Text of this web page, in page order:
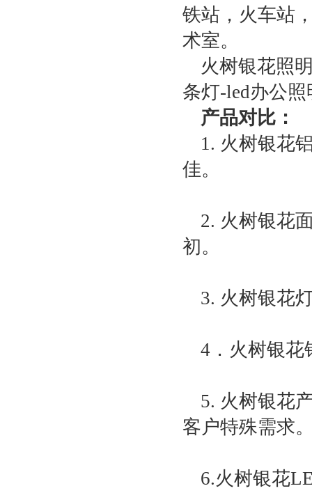
铁站，火车站
术室。
火树银花照
条灯-led办公
产品对比：
1. 火树银花
佳。
2. 火树银花
初。
3. 火树银花
4．火树银花
5. 火树银花
客户特殊需求
6.火树银花